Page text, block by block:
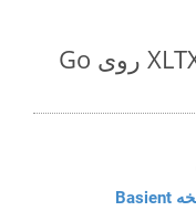
تبدیل ساده XLTX Files to ODT روی Go